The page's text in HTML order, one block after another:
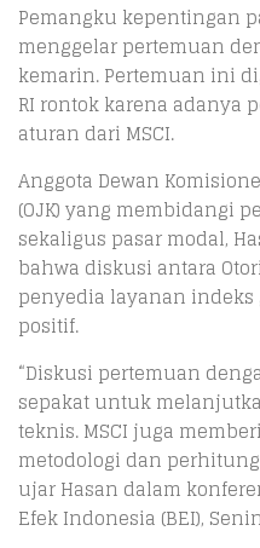
Pemangku kepentingan
menggelar pertemuan
kemarin. Pertemuan ini
RI rontok karena adanya
aturan dari MSCI.
Anggota Dewan
(OJK) yang membidangi
sekaligus pasar modal,
bahwa diskusi antara
penyedia layanan indeks
positif.
“Diskusi pertemuan
sepakat untuk
teknis. MSCI juga
metodologi dan
ujar Hasan dalam
Efek Indonesia (BEI),